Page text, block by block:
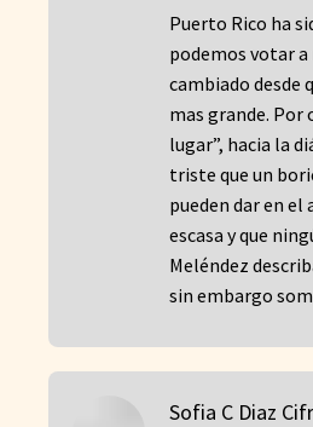
Puerto Rico ha
podemos votar
cambiado desde
mas grande.
lugar”, hacia la
triste que un
pueden dar en
escasa y que
Meléndez
sin embargo
Sofia C Diaz